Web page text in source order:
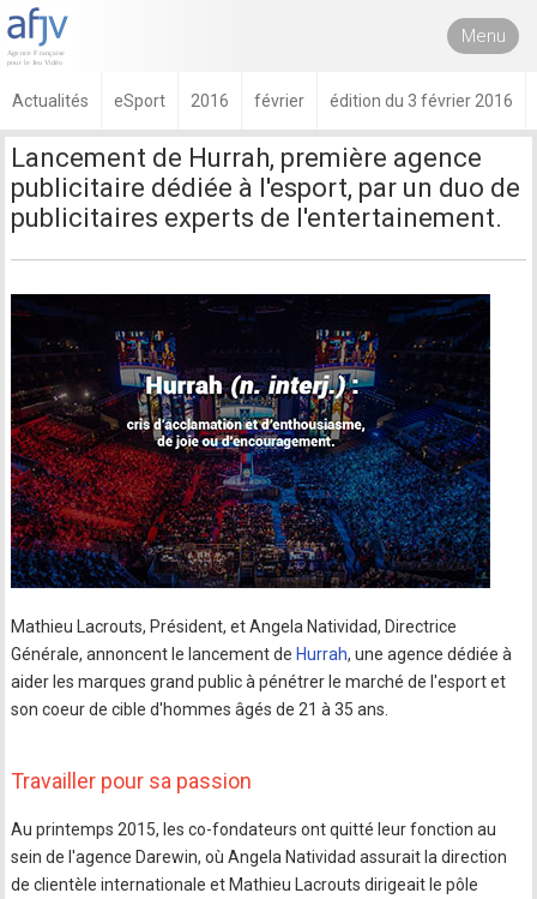
Menu
Actualités eSport 2016 février édition du 3 février 2016
Lancement de Hurrah, première agence
publicitaire dédiée à l'esport, par un duo de
publicitaires experts de l'entertainement.
Mathieu Lacrouts, Président, et Angela Natividad, Directrice
Générale, annoncent le lancement de Hurrah, une agence dédiée à
aider les marques grand public à pénétrer le marché de l'esport et
son coeur de cible d'hommes âgés de 21 à 35 ans.
Travailler pour sa passion
Au printemps 2015, les co-fondateurs ont quitté leur fonction au
sein de l'agence Darewin, où Angela Natividad assurait la direction
de clientèle internationale et Mathieu Lacrouts dirigeait le pôle